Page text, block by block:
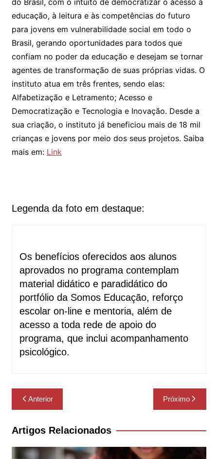
educação, à leitura e às competências do futuro
para jovens em vulnerabilidade social em todo o
Brasil, gerando oportunidades para todos que
confiam no poder da educação e desejam se tornar
agentes de transformação de suas próprias vidas. O
instituto atua em três frentes, sendo elas:
Alfabetização e Letramento; Acesso e
Democratização e Tecnologia e Inovação. Desde a
sua criação, o instituto já beneficiou mais de 18 mil
crianças e jovens por meio dos seus projetos. Saiba
mais em: Link
Legenda da foto em destaque:
Os benefícios oferecidos aos alunos
aprovados no programa contemplam
material didático e paradidático do
portfólio da Somos Educação, reforço
escolar on-line e mentoria, além de
acesso a toda rede de apoio do
programa, que inclui acompanhamento
psicológico.
Navegação
de
Post
Anterior Próximo
Artigos Relacionados